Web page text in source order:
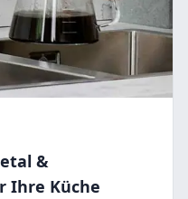
&
Ihre Küche